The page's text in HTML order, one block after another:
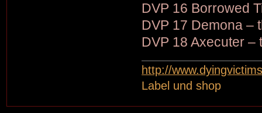
DVP 16 Borrowed
DVP 17 Demona –
DVP 18 Axecuter –
http://
Label und shop